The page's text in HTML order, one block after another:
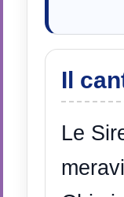
Il
Le